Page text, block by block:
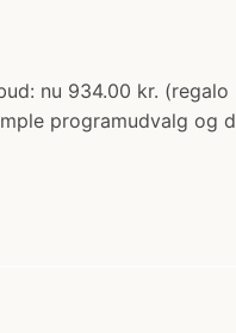
nu 934.00 kr.
programudvalg og